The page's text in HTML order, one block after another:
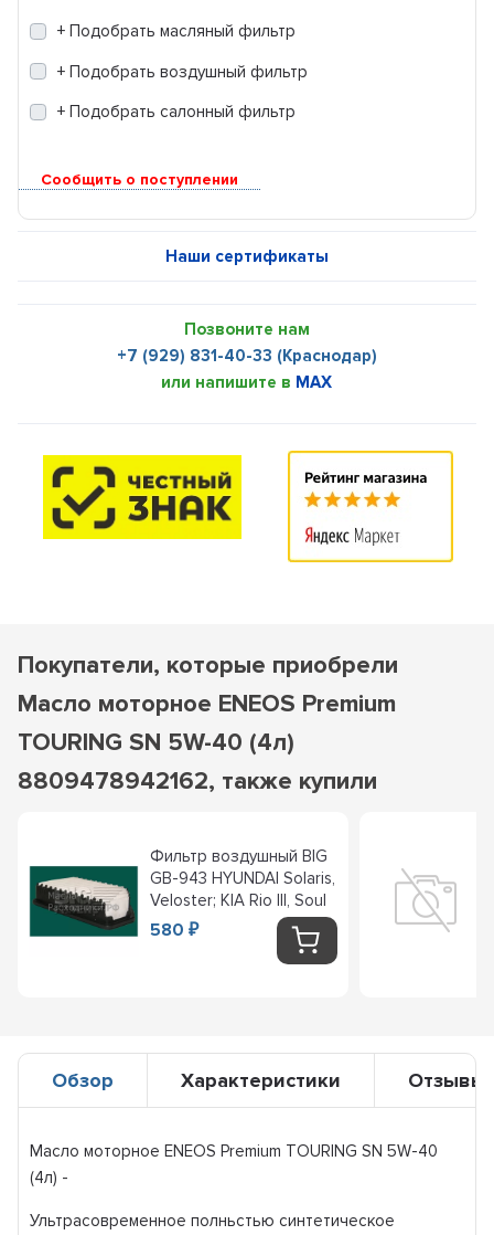
+ Подобрать масляный фильтр
+ Подобрать воздушный фильтр
+ Подобрать салонный фильтр
Сообщить о поступлении
Наши сертификаты
Позвоните нам
+7 (929) 831-40-33 (Краснодар)
или напишите в MAX
Покупатели, которые приобрели
Масло моторное ENEOS Premium
TOURING SN 5W-40 (4л)
8809478942162, также купили
Фильтр воздушный BIG
GB-943 HYUNDAI Solaris,
Veloster; KIA Rio III, Soul
580₽
Обзор Характеристики Отзывы
Масло моторное ENEOS Premium TOURING SN 5W-40
(4л) -
Ультрасовременное полньстью синтетическое